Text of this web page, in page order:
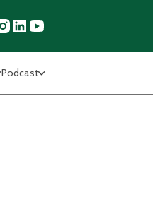
Podcast